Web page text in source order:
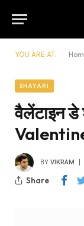
YOU ARE AT:
SHAYARI
वैलेंटाइन डे
BY VIKRAM
Share